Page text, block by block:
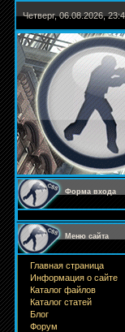
Четверг, 06.08.2026,
Форма входа
Меню сайта
Главная страница
Информация о сайте
Каталог файлов
Каталог статей
Блог
Форум